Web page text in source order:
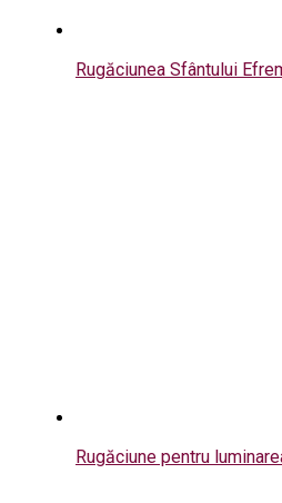
Rugăciunea Sfântului
Rugăciune pentru